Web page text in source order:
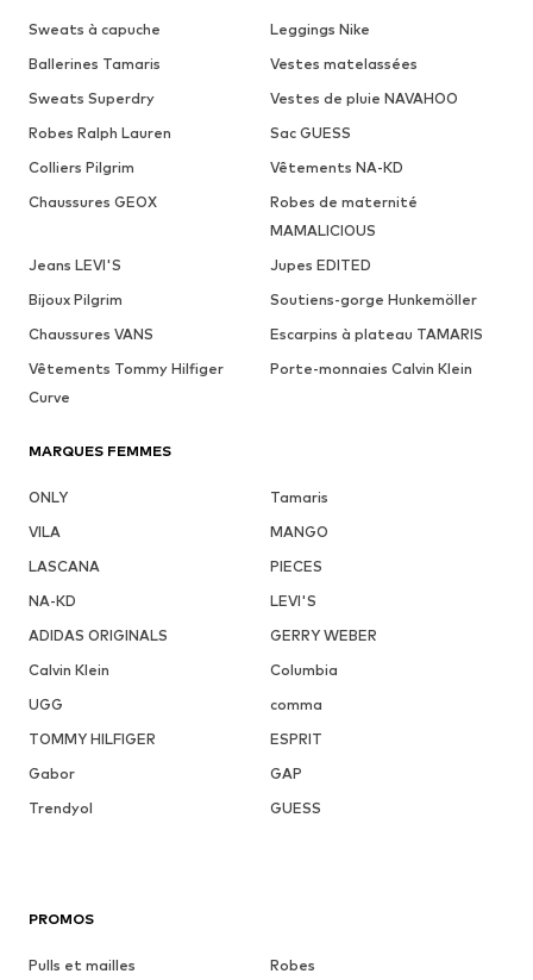
Sweats à capuche
Leggings Nike
Ballerines Tamaris
Vestes matelassées
Sweats Superdry
Vestes de pluie NAVAHOO
Robes Ralph Lauren
Sac GUESS
Colliers Pilgrim
Vêtements NA-KD
Chaussures GEOX
Robes de maternité
MAMALICIOUS
Jeans LEVI'S
Jupes EDITED
Bijoux Pilgrim
Soutiens-gorge Hunkemöller
Chaussures VANS
Escarpins à plateau TAMARIS
Vêtements Tommy Hilfiger
Curve
Porte-monnaies Calvin Klein
MARQUES FEMMES
ONLY
Tamaris
VILA
MANGO
LASCANA
PIECES
NA-KD
LEVI'S
ADIDAS ORIGINALS
GERRY WEBER
Calvin Klein
Columbia
UGG
comma
TOMMY HILFIGER
ESPRIT
Gabor
GAP
Trendyol
GUESS
PROMOS
Pulls et mailles
Robes